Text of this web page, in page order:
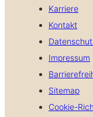
Karriere
Kontakt
Impressum
Sitemap
Cookie-